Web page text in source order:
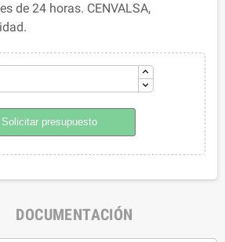
de 24 horas. CENVALSA,
Solicitar presupuesto
DOCUMENTACIÓN